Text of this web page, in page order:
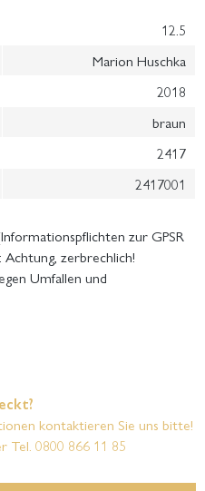
12.5
Marion Huschka
2018
braun
2417
2417001
zur GPSR
zerbrechlich!
Umfallen und
kontaktieren Sie uns bitte!
Tel. 0800 866 11 85